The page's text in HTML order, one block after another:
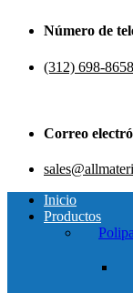
Número de
(312) 698-
Correo
Inicio
Productos